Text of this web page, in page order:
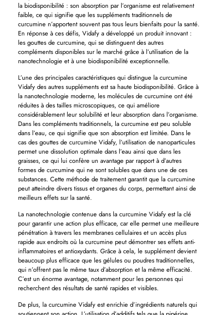
la biodisponibilité : son absorption par l’organisme est relativement
faible, ce qui signifie que les suppléments traditionnels de
curcumine n’apportent souvent pas tous leurs bienfaits pour la santé.
En réponse à ces défis, Vidafy a développé un produit innovant :
les gouttes de curcumine, qui se distinguent des autres
compléments disponibles sur le marché grâce à l’utilisation de la
nanotechnologie et à une biodisponibilité exceptionnelle.
L’une des principales caractéristiques qui distingue la curcumine
Vidafy des autres suppléments est sa haute biodisponibilité. Grâce à
la nanotechnologie moderne, les molécules de curcumine ont été
réduites à des tailles microscopiques, ce qui améliore
considérablement leur solubilité et leur absorption dans l’organisme.
Dans les compléments traditionnels, la curcumine est peu soluble
dans l’eau, ce qui signifie que son absorption est limitée. Dans le
cas des gouttes de curcumine Vidafy, l’utilisation de nanoparticules
permet une dissolution optimale dans l’eau ainsi que dans les
graisses, ce qui lui confère un avantage par rapport à d’autres
formes de curcumine qui ne sont solubles que dans une de ces
substances. Cette méthode de traitement garantit que la curcumine
peut atteindre divers tissus et organes du corps, permettant ainsi de
meilleurs effets sur la santé.
La nanotechnologie contenue dans la curcumine Vidafy est la clé
pour garantir une action plus efficace, car elle permet une meilleure
pénétration à travers les membranes cellulaires et un accès plus
rapide aux endroits où la curcumine peut démontrer ses effets anti-
inflammatoires et antioxydants. Grâce à cela, le supplément devient
beaucoup plus efficace que les gélules ou poudres traditionnelles,
qui n’offrent pas le même taux d’absorption et la même efficacité.
C’est un énorme avantage, notamment pour les personnes qui
recherchent des résultats de santé rapides et visibles.
De plus, la curcumine Vidafy est enrichie d’ingrédients naturels qui